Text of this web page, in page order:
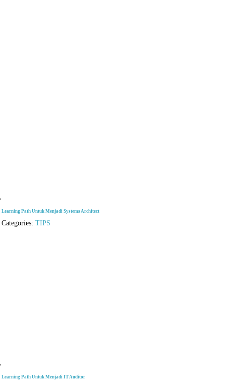
Learning Path Untuk Menjadi Systems Architect
Categories:TIPS
Learning Path Untuk Menjadi IT Auditor